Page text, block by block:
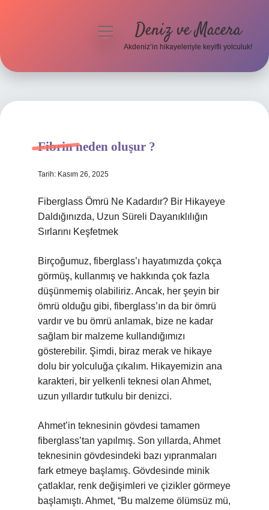
Hakkımızda
menüyü Deniz ve Macera
Akdeniz’in hikayeleriyle keyifli yolculuk!
Fibrin neden oluşur ?
Tarih: Kasım 26, 2025
Fiberglass Ömrü Ne Kadardır? Bir Hikayeye
Daldığınızda, Uzun Süreli Dayanıklılığın
Sırlarını Keşfetmek
Birçoğumuz, fiberglass’ı hayatımızda çokça
görmüş, kullanmış ve hakkında çok fazla
düşünmemiş olabiliriz. Ancak, her şeyin bir
ömrü olduğu gibi, fiberglass’ın da bir ömrü
vardır ve bu ömrü anlamak, bize ne kadar
sağlam bir malzeme kullandığımızı
gösterebilir. Şimdi, biraz merak ve hikaye
dolu bir yolculuğa çıkalım. Hikayemizin ana
karakteri, bir yelkenli teknesi olan Ahmet,
uzun yıllardır tutkulu bir denizci.
Ahmet’in teknesinin gövdesi tamamen
fiberglass’tan yapılmış. Son yıllarda, Ahmet
teknesinin gövdesindeki bazı yıpranmaları
fark etmeye başlamış. Gövdesinde minik
çatlaklar, renk değişimleri ve çizikler görmeye
başlamıştı. Ahmet, “Bu malzeme ölümsüz mü,